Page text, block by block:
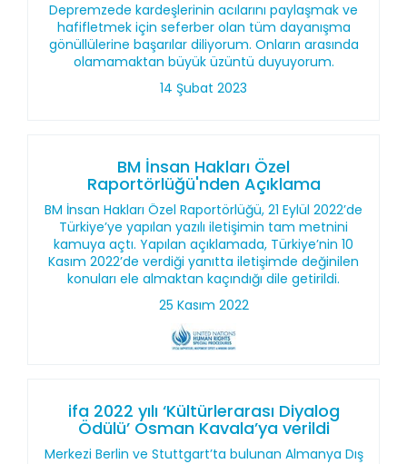
Depremzede kardeşlerinin acılarını paylaşmak ve
hafifletmek için seferber olan tüm dayanışma
gönüllülerine başarılar diliyorum. Onların arasında
olamamaktan büyük üzüntü duyuyorum.
14 Şubat 2023
BM İnsan Hakları Özel
Raportörlüğü'nden Açıklama
BM İnsan Hakları Özel Raportörlüğü, 21 Eylül 2022’de
Türkiye’ye yapılan yazılı iletişimin tam metnini
kamuya açtı. Yapılan açıklamada, Türkiye’nin 10
Kasım 2022’de verdiği yanıtta iletişimde değinilen
konuları ele almaktan kaçındığı dile getirildi.
25 Kasım 2022
ifa 2022 yılı ‘Kültürlerarası Diyalog
Ödülü’ Osman Kavala’ya verildi
Merkezi Berlin ve Stuttgart’ta bulunan Almanya Dış